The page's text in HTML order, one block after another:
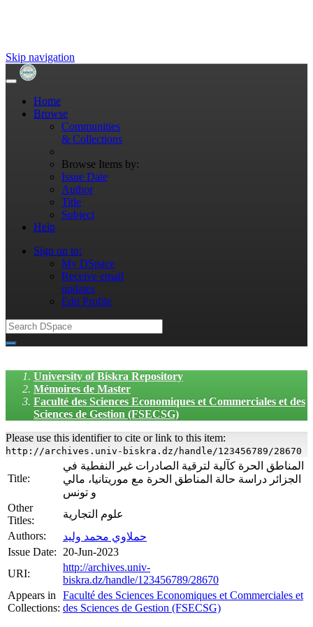
Skip navigation
Home
Browse
Communities
& Collections
Browse Items by:
Issue Date
Author
Title
Subject
Help
Sign on to:
My DSpace
Receive email
updates
Edit Profile
University of Biskra Repository
Mémoires de Master
Faculté des Sciences Economiques et Commerciales et des
Sciences de Gestion (FSECSG)
Please use this identifier to cite or link to this item:
http://archives.univ-biskra.dz/handle/123456789/28670
Title:
المناطق الحرة كآلية لترقية الصادرات غير النفطية في
الجزائر دراسة حالة المناطق الحرة مع موريتانيا، مالي
و تونس
Other
Titles:
علوم التجارية
Authors:
حملاوي محمد وليد
Issue Date:
20-Jun-2023
URI:
http://archives.univ-
biskra.dz/handle/123456789/28670
Appears in
Collections:
Faculté des Sciences Economiques et Commerciales et
des Sciences de Gestion (FSECSG)